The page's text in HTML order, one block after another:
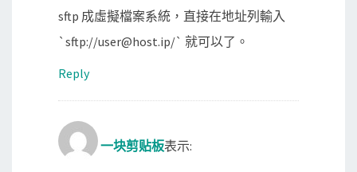
sftp 成虛擬檔案系統，直接在地址列輸入
`sftp://user@host.ip/` 就可以了。
Reply
一块剪贴板表示: